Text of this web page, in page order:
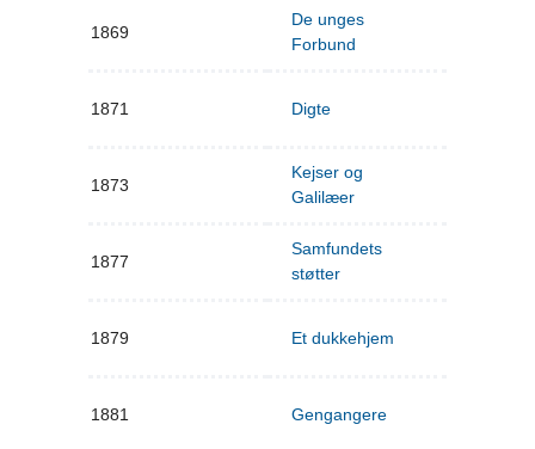
1869
De unges
Forbund
1871 Digte
1873
Kejser og
Galilæer
1877
Samfundets
støtter
1879 Et dukkehjem
1881 Gengangere